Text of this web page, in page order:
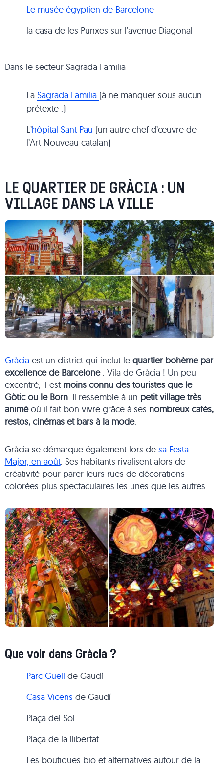
Le musée égyptien de Barcelone
la casa de les Punxes sur l’avenue Diagonal
Dans le secteur Sagrada Familia
LaSagrada Familia (à ne manquer sous aucun
prétexte :)
L’hôpital Sant Pau (un autre chef d’œuvre de
l’Art Nouveau catalan)
LE QUARTIER DE GRÀCIA : UN
VILLAGE DANS LA VILLE
Gràciaest un district qui inclut le quartier bohème par
excellence de Barcelone: Vila de Gràcia ! Un peu
excentré, il est moins connu des touristes que le
Gòtic ou le Born. Il ressemble à un petit village très
animéoù il fait bon vivre grâce à ses nombreux cafés,
restos, cinémas et bars à la mode.
Gràcia se démarque également lors de sa Festa
Major, en août. Ses habitants rivalisent alors de
créativité pour parer leurs rues de décorations
colorées plus spectaculaires les unes que les autres.
Que voir dans Gràcia ?
Parc Güell de Gaudí
Casa Vicens de Gaudí
Plaça del Sol
Plaça de la llibertat
Les boutiques bio et alternatives autour de la